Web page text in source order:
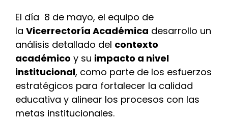
El día 8 de mayo, el equipo de
la Vicerrectoría Académica desarrollo un
análisis detallado del contexto
académico y su impacto a nivel
institucional, como parte de los esfuerzos
estratégicos para fortalecer la calidad
educativa y alinear los procesos con las
metas institucionales.